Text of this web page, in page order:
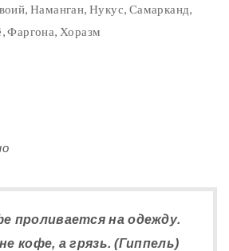
Наманган, Нукус, Самарканд,
Фаргона, Хоразм
проливается на одежду.
кофе, а грязь. (Гиппель)